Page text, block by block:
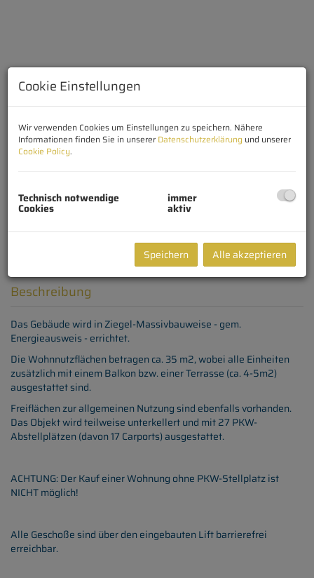
Beschreibung
Das Gebäude wird in Ziegel-Massivbauweise - gem.
Energieausweis - errichtet.
Die Wohnnutzflächen betragen ca. 35 m2, wobei alle Einheiten
zusätzlich mit einem Balkon bzw. einer Terrasse (ca. 4-5m2)
ausgestattet sind.
Freiflächen zur allgemeinen Nutzung sind ebenfalls vorhanden.
Das Objekt wird teilweise unterkellert und mit 27 PKW-
Abstellplätzen (davon 17 Carports) ausgestattet.
ACHTUNG: Der Kauf einer Wohnung ohne PKW-Stellplatz ist
NICHT möglich!
Alle Geschoße sind über den eingebauten Lift barrierefrei
erreichbar.
Cookie Einstellungen
Wir verwenden Cookies um Einstellungen zu speichern. Nähere
Informationen finden Sie in unserer Datenschutzerklärung und unserer
Cookie Policy.
Technisch notwendige
Cookies
immer
aktiv
Speichern Alle akzeptieren